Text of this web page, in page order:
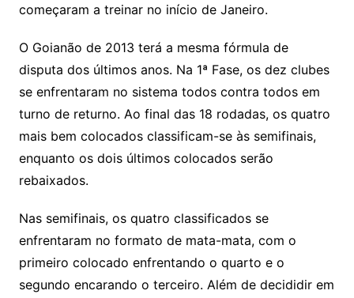
começaram a treinar no início de Janeiro.
O Goianão de 2013 terá a mesma fórmula de
disputa dos últimos anos. Na 1ª Fase, os dez clubes
se enfrentaram no sistema todos contra todos em
turno de returno. Ao final das 18 rodadas, os quatro
mais bem colocados classificam-se às semifinais,
enquanto os dois últimos colocados serão
rebaixados.
Nas semifinais, os quatro classificados se
enfrentaram no formato de mata-mata, com o
primeiro colocado enfrentando o quarto e o
segundo encarando o terceiro. Além de decididir em